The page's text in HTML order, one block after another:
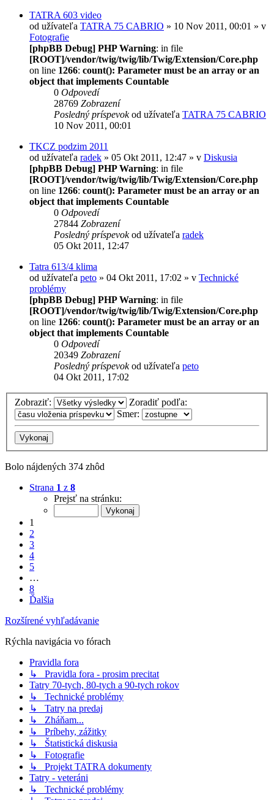
TATRA 603 video
od užívateľa TATRA 75 CABRIO » 10 Nov 2011, 00:01 » v
Fotografie
[phpBB Debug] PHP Warning: in file
[ROOT]/vendor/twig/twig/lib/Twig/Extension/Core.php
on line 1266: count(): Parameter must be an array or an
object that implements Countable
0 Odpovedí
28769 Zobrazení
Posledný príspevokod užívateľa TATRA 75 CABRIO
10 Nov 2011, 00:01
TKCZ podzim 2011
od užívateľa radek » 05 Okt 2011, 12:47 » v Diskusia
[phpBB Debug] PHP Warning: in file
[ROOT]/vendor/twig/twig/lib/Twig/Extension/Core.php
on line 1266: count(): Parameter must be an array or an
object that implements Countable
0 Odpovedí
27844 Zobrazení
Posledný príspevokod užívateľa radek
05 Okt 2011, 12:47
Tatra 613/4 klima
od užívateľa peto » 04 Okt 2011, 17:02 » v Technické
problémy
[phpBB Debug] PHP Warning: in file
[ROOT]/vendor/twig/twig/lib/Twig/Extension/Core.php
on line 1266: count(): Parameter must be an array or an
object that implements Countable
0 Odpovedí
20349 Zobrazení
Posledný príspevokod užívateľa peto
04 Okt 2011, 17:02
Zobraziť:
Zoradiť podľa:
Smer:
Bolo nájdených 374 zhôd
Strana 1 z 8
Prejsť na stránku:
1
2
3
4
5
…
8
Ďalšia
Rozšírené vyhľadávanie
Rýchla navigácia vo fórach
Pravidla fora
↳ Pravidla fora - prosim precitat
Tatry 70-tych, 80-tych a 90-tych rokov
↳ Technické problémy
↳ Tatry na predaj
↳ Zháňam...
↳ Príbehy, zážitky
↳ Štatistická diskusia
↳ Fotografie
↳ Projekt TATRA dokumenty
Tatry - veteráni
↳ Technické problémy